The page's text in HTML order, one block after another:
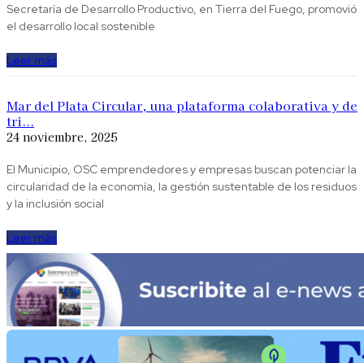
Secretaría de Desarrollo Productivo, en Tierra del Fuego, promovió
el desarrollo local sostenible
Leer más
Mar del Plata Circular, una plataforma colaborativa y de
tri...
24 noviembre, 2025
El Municipio, OSC emprendedores y empresas buscan potenciar la
circularidad de la economía, la gestión sustentable de los residuos
y la inclusión social
Leer más